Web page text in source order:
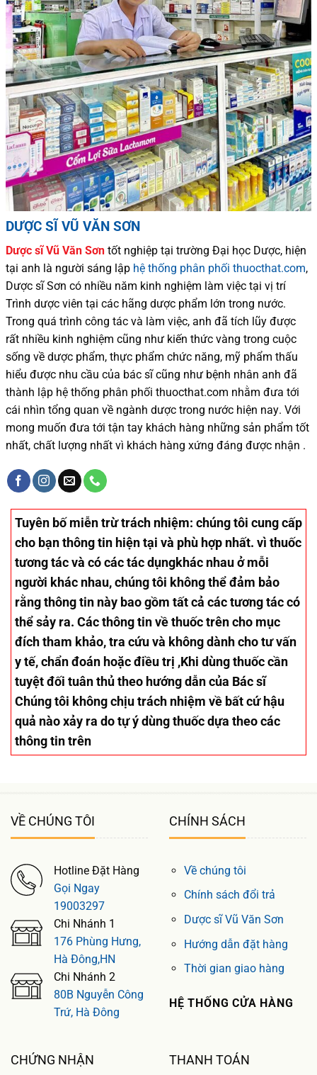
DƯỢC SĨ VŨ VĂN SƠN
Dược sĩVũ Văn Sơn tốt nghiệp tại trường Đại học Dược, hiện
tại anh là người sáng lập hệ thống phân phối thuocthat.com,
Dược sĩSơn có nhiều năm kinh nghiệm làm việc tại vị trí
Trình dược viên tại các hãng dược phẩm lớn trong nước.
Trong quá trình công tác và làm việc, anh đã tích lũy được
rất nhiều kinh nghiệm cũng như kiến thức vàng trong cuộc
sống về dược phẩm, thực phẩm chức năng, mỹ phẩm thấu
hiểu được nhu cầu của bác sĩcũng như bệnh nhân anh đã
thành lập hệ thống phân phối thuocthat.com nhằm đưa tới
cái nhìn tổng quan về ngành dược trong nước hiện nay. Với
mong muốn đưa tới tận tay khách hàng những sản phẩm tốt
nhất, chất lượng nhất vì khách hàng xứng đáng được nhận .
Tuyên bố miễn trừ trách nhiệm: chúng tôi cung cấp
cho bạn thông tin hiện tại và phù hợp nhất. vì thuốc
tương tác và có các tác dụngkhác nhau ở mỗi
người khác nhau, chúng tôi không thể đảm bảo
rằng thông tin này bao gồm tất cả các tương tác có
thể sảy ra. Các thông tin về thuốc trên cho mục
đích tham khảo, tra cứu và không dành cho tư vấn
y tế, chẩn đoán hoặc điều trị ,Khi dùng thuốc cần
tuyệt đối tuân thủ theo hướng dẫn của Bác sĩ
Chúng tôi không chịu trách nhiệm về bất cứ hậu
quả nào xảy ra do tự ý dùng thuốc dựa theo các
thông tin trên
VỀ CHÚNG TÔI
Hotline Đặt Hàng
Gọi Ngay
19003297
Chi Nhánh 1
176 Phùng Hưng,
Hà Đông,HN
Chi Nhánh 2
80B Nguyễn Công
Trứ, Hà Đông
CHÍNH SÁCH
Về chúng tôi
Chính sách đổi trả
Dược sĩ Vũ Văn Sơn
Hướng dẫn đặt hàng
Thời gian giao hàng
HỆ THỐNG CỬA HÀNG
CHỨNG NHẬN THANH TOÁN